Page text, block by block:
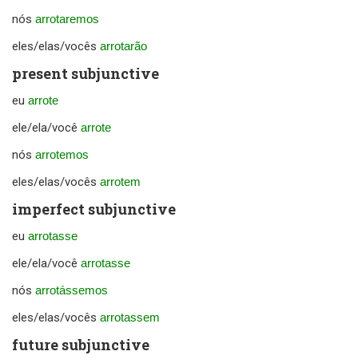
nós arrotaremos
eles/elas/vocês arrotarão
present subjunctive
eu arrote
ele/ela/você arrote
nós arrotemos
eles/elas/vocês arrotem
imperfect subjunctive
eu arrotasse
ele/ela/você arrotasse
nós arrotássemos
eles/elas/vocês arrotassem
future subjunctive